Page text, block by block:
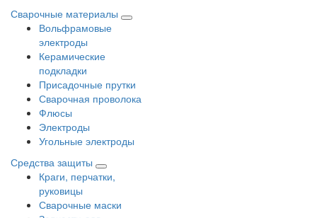
Сварочные материалы
Вольфрамовые
электроды
Керамические
подкладки
Присадочные прутки
Сварочная проволока
Флюсы
Электроды
Угольные электроды
Средства защиты
Краги, перчатки,
руковицы
Сварочные маски